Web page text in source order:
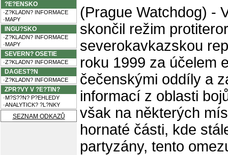
?E?ENSKO
·Z?KLADN? INFORMACE
·MAPY
INGU?SKO
·Z?KLADN? INFORMACE
·MAPY
SEVERN? OSETIE
·Z?KLADN? INFORMACE
DAGEST?N
·Z?KLADN? INFORMACE
ZPR?VY V ?E?TIN?
·M?S??N? P?EHLEDY
·ANALYTICK? ?L?NKY
SEZNAM ODKAZŮ
(Prague Watchdog) -
skončil režim
severokavkazskou
roku 1999 za účelem
čečenskými oddíly a
informací z oblasti
však na některých
hornaté části, kde
partyzány, tento